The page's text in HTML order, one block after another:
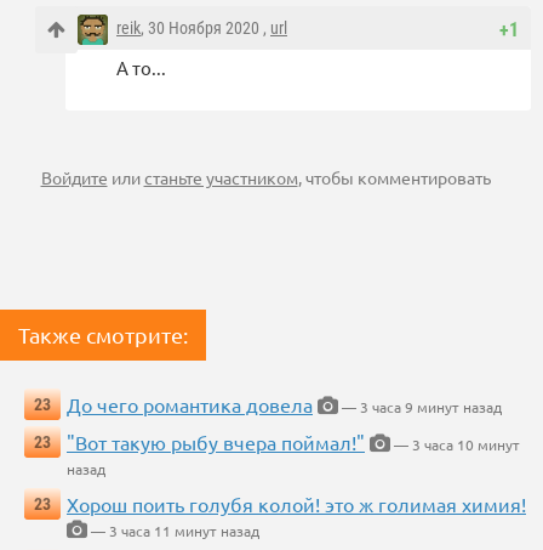
+1
reik, 30 Ноября 2020 , url
А то...
Войдите илистаньте участником, чтобы комментировать
Также смотрите:
23 До чего романтика довела
— 3 часа 9 минут назад
23
"Вот такую рыбу вчера поймал!"
— 3 часа 10 минут
назад
23
Хорош поить голубя колой! это ж голимая химия!
— 3 часа 11 минут назад